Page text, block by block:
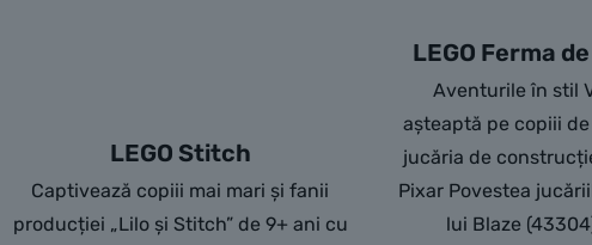
LEGO Stitch
Captivează copiii mai mari și fanii
producției „Lilo și Stitch” de 9+ ani cu
LEGO Ferma
Aventurile în stil
așteaptă pe copiii
jucăria de
Pixar Povestea
lui Blaze